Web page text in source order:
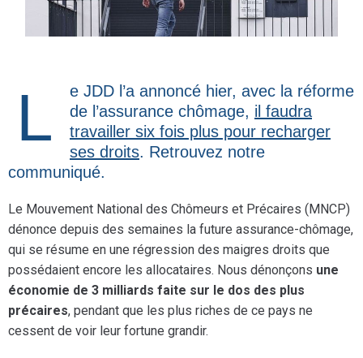
Le JDD l’a annoncé hier, avec la réforme de l’assurance chômage, il faudra
travailler six fois plus pour recharger
ses droits. Retrouvez notre
communiqué.
Le Mouvement National des Chômeurs et Précaires (MNCP)
dénonce depuis des semaines la future assurance-chômage,
qui se résume en une régression des maigres droits que
possédaient encore les allocataires. Nous dénonçons une
économie de 3 milliards faite sur le dos des plus
précaires, pendant que les plus riches de ce pays ne
cessent de voir leur fortune grandir.